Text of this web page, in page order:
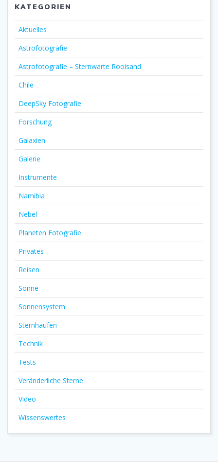
KATEGORIEN
Aktuelles
Astrofotografie
Astrofotografie – Sternwarte Rooisand
Chile
DeepSky Fotografie
Forschung
Galaxien
Galerie
Instrumente
Namibia
Nebel
Planeten Fotografie
Privates
Reisen
Sonne
Sonnensystem
Sternhaufen
Technik
Tests
Veränderliche Sterne
Video
Wissenswertes